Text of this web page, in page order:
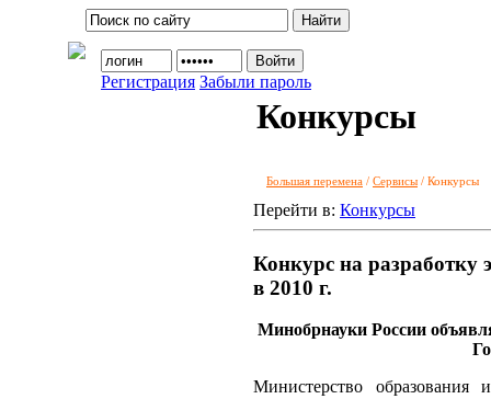
Регистрация Забыли пароль
Конкурсы
Большая перемена / Сервисы / Конкурсы
Перейти в: Конкурсы
Конкурс на разработку
в 2010 г.
Минобрнауки России
Министерство